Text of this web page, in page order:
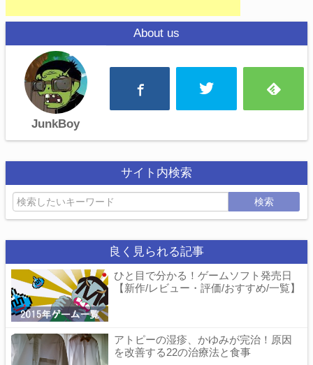
About us
JunkBoy
サイト内検索
検索
良く見られる記事
ひと目で分かる！ゲームソフト発売日
【新作/レビュー・評価/おすすめ/一覧】
アトピーの湿疹、かゆみが完治！原因
を改善する22の治療法と食事